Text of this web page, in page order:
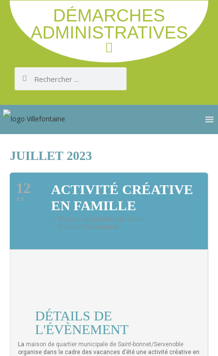
DÉMARCHES
ADMINISTRATIVES
JUILLET 2023
12
JUI
ACTIVITÉ CRÉATIVE
EN FAMILLE
Maison de quartier de Saint-
Bonnet/Servenoble
DÉTAILS DE
L'ÉVÈNEMENT
La maison de quartier municipale de Saint-bonnet/Servenoble
organise dans le cadre des vacances d’été une activité créative en